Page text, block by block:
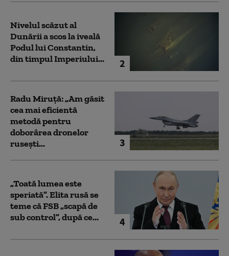
2
Nivelul scăzut al
Dunării a scos la iveală
Podul lui Constantin,
din timpul Imperiului...
3
Radu Miruță: „Am găsit
cea mai eficientă
metodă pentru
doborârea dronelor
rusești...
4
„Toată lumea este
speriată”. Elita rusă se
teme că FSB „scapă de
sub control”, după ce...